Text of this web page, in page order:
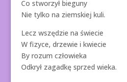
Co stworzył bieguny
Nie tylko na ziemskiej kuli.
Lecz wszędzie na świecie
W fizyce, drzewie i kwiecie
By rozum człowieka
Odkrył zagadkę sprzed wieka.